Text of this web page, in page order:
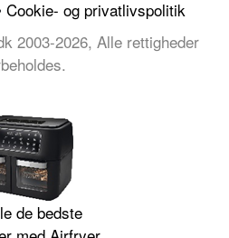
Cookie- og privatlivspolitik
2003-2026, Alle rettigheder
de bedste